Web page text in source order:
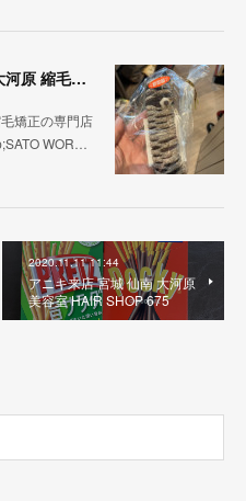
ハッピーハロウィン 宮城 仙南 大河原 縮毛矯正 髪質改善 ヘナ 美容室 SATO WORK SHOP
矯正の専門店
WOR…
2020.11.11 11:44
アニキ来店 宮城 仙南 大河原
美容室 HAIR SHOP 675